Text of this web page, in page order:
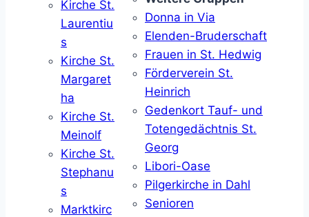
Kirche St.
Laurentiu
s
Kirche St.
Margaret
ha
Kirche St.
Meinolf
Kirche St.
Stephanu
s
Marktkirc
Donna in Via
Elenden-Bruderschaft
Frauen in St. Hedwig
Förderverein St.
Heinrich
Gedenkort Tauf- und
Totengedächtnis St.
Georg
Libori-Oase
Pilgerkirche in Dahl
Senioren